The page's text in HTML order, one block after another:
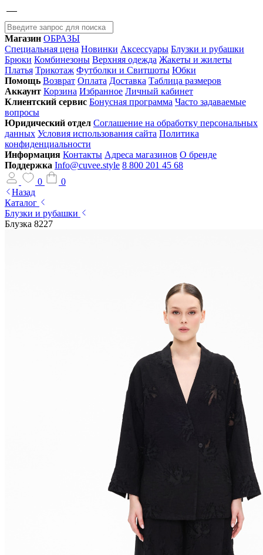
Магазин ОБРАЗЫ
Специальная цена Новинки Аксессуары Блузки и рубашки
Брюки Комбинезоны Верхняя одежда Жакеты и жилеты
Платья Трикотаж Футболки и Свитшоты Юбки
Помощь Возврат Оплата Доставка Таблица размеров
Аккаунт Корзина Избранное Личный кабинет
Клиентский сервис Бонусная программа Часто задаваемые
вопросы
Юридический отдел Соглашение на обработку персональных
данных Условия использования сайта Политика
конфиденциальности
Информация Контакты Адреса магазинов О бренде
Поддержка Info@cuvee.style 8 800 201 45 68
0
0
Назад
Каталог
Блузки и рубашки
Блузка 8227